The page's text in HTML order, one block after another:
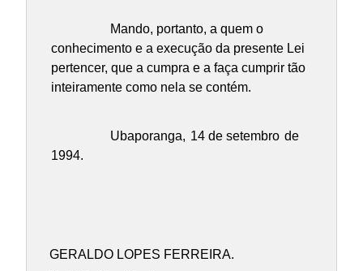
Mando, portanto, a quem o
conhecimento e a execução da presente Lei
pertencer, que a cumpra e a faça cumprir tão
inteiramente como nela se contém.
Ubaporanga, 14 de setembro de
1994.
GERALDO LOPES FERREIRA.